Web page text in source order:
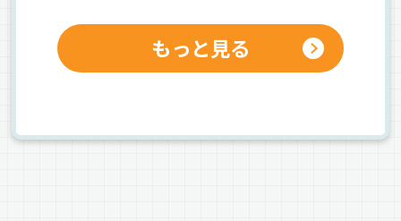
もっと見る